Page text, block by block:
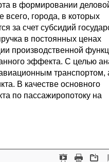
в формировании
города, в которых
за счет субсидий
в постоянных ценах
производственной
эффекта. С целью
транспортом,
В качестве основного
по пассажиропотоку на